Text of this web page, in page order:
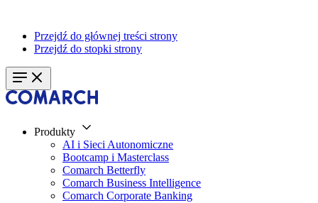
Przejdź do głównej treści strony
Przejdź do stopki strony
Produkty
AI i Sieci Autonomiczne
Bootcamp i Masterclass
Comarch Betterfly
Comarch Business Intelligence
Comarch Corporate Banking